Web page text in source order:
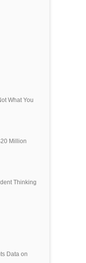
What You
Million
Thinking
Data on